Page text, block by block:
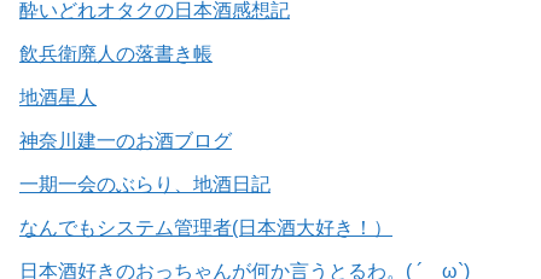
酔いどれオタクの日本酒感想記
飲兵衛廃人の落書き帳
地酒星人
神奈川建一のお酒ブログ
一期一会のぶらり、地酒日記
なんでもシステム管理者(日本酒大好き！）
日本酒好きのおっちゃんが何か言うとるわ。( ´ ω`)